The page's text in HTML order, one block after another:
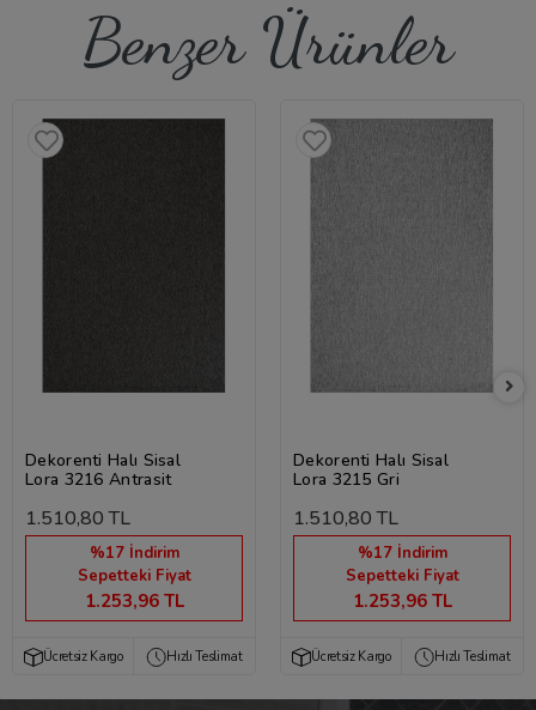
Benzer Ürünler
Dekorenti Halı Sisal
Lora 3216 Antrasit
1.510,80 TL
%17 İndirim
Sepetteki Fiyat
1.253,96 TL
Ücretsiz Kargo Hızlı Teslimat
Dekorenti Halı Sisal
Lora 3215 Gri
1.510,80 TL
%17 İndirim
Sepetteki Fiyat
1.253,96 TL
Ücretsiz Kargo Hızlı Teslimat